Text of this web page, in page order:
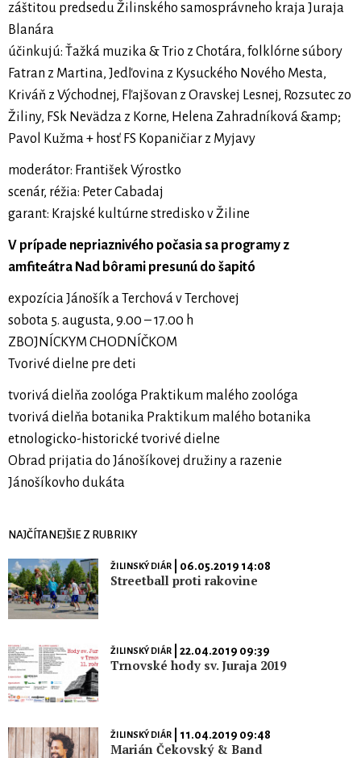
záštitou predsedu Žilinského samosprávneho kraja Juraja
Blanára
účinkujú: Ťažká muzika & Trio z Chotára, folklórne súbory
Fatran z Martina, Jedľovina z Kysuckého Nového Mesta,
Kriváň z Východnej, Fľajšovan z Oravskej Lesnej, Rozsutec zo
Žiliny, FSk Nevädza z Korne, Helena Zahradníková &amp;
Pavol Kužma + hosť FS Kopaničiar z Myjavy
moderátor: František Výrostko
scenár, réžia: Peter Cabadaj
garant: Krajské kultúrne stredisko v Žiline
V prípade nepriaznivého počasia sa programy z
amfiteátra Nad bôrami presunú do šapitó
expozícia Jánošík a Terchová v Terchovej
sobota 5. augusta, 9.00 – 17.00 h
ZBOJNÍCKYM CHODNÍČKOM
Tvorivé dielne pre deti
tvorivá dielňa zoológa Praktikum malého zoológa
tvorivá dielňa botanika Praktikum malého botanika
etnologicko-historické tvorivé dielne
Obrad prijatia do Jánošíkovej družiny a razenie
Jánošíkovho dukáta
NAJČÍTANEJŠIE Z RUBRIKY
ŽILINSKÝ DIÁR| 06.05.2019 14:08
Streetball proti rakovine
ŽILINSKÝ DIÁR| 22.04.2019 09:39
Trnovské hody sv. Juraja 2019
ŽILINSKÝ DIÁR| 11.04.2019 09:48
Marián Čekovský & Band